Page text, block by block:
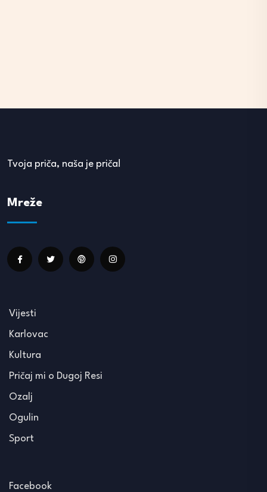
Tvoja priča, naša je priča!
Mreže
Vijesti
Karlovac
Kultura
Pričaj mi o Dugoj Resi
Ozalj
Ogulin
Sport
Facebook